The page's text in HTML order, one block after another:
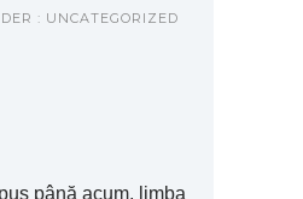
: UNCATEGORIZED
până acum, limba